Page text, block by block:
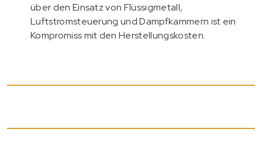
über den Einsatz von Flüssigmetall,
Luftstromsteuerung und Dampfkammern ist ein
Kompromiss mit den Herstellungskosten.